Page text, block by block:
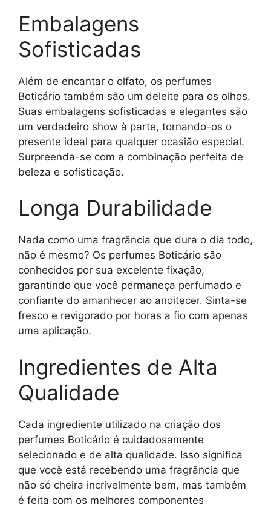
Embalagens
Sofisticadas
Além de encantar o olfato, os perfumes
Boticário também são um deleite para os olhos.
Suas embalagens sofisticadas e elegantes são
um verdadeiro show à parte, tornando-os o
presente ideal para qualquer ocasião especial.
Surpreenda-se com a combinação perfeita de
beleza e sofisticação.
Longa Durabilidade
Nada como uma fragrância que dura o dia todo,
não é mesmo? Os perfumes Boticário são
conhecidos por sua excelente fixação,
garantindo que você permaneça perfumado e
confiante do amanhecer ao anoitecer. Sinta-se
fresco e revigorado por horas a fio com apenas
uma aplicação.
Ingredientes de Alta
Qualidade
Cada ingrediente utilizado na criação dos
perfumes Boticário é cuidadosamente
selecionado e de alta qualidade. Isso significa
que você está recebendo uma fragrância que
não só cheira incrivelmente bem, mas também
é feita com os melhores componentes